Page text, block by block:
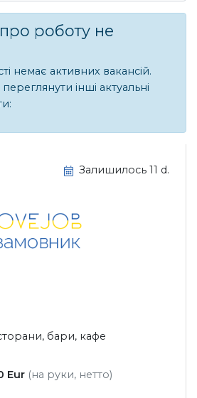
роботу не
немає активних вакансій.
інші актуальні
Залишилось 11 d.
бари, кафе
Eur (на руки, нетто)